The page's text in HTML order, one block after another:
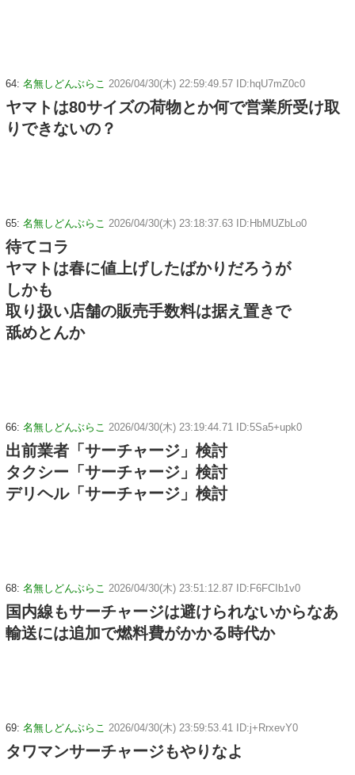
64: 名無しどんぶらこ 2026/04/30(木) 22:59:49.57 ID:hqU7mZ0c0
ヤマトは80サイズの荷物とか何で営業所受け取
りできないの？
65: 名無しどんぶらこ 2026/04/30(木) 23:18:37.63 ID:HbMUZbLo0
待てコラ
ヤマトは春に値上げしたばかりだろうが
しかも
取り扱い店舗の販売手数料は据え置きで
舐めとんか
66: 名無しどんぶらこ 2026/04/30(木) 23:19:44.71 ID:5Sa5+upk0
出前業者「サーチャージ」検討
タクシー「サーチャージ」検討
デリヘル「サーチャージ」検討
68: 名無しどんぶらこ 2026/04/30(木) 23:51:12.87 ID:F6FCIb1v0
国内線もサーチャージは避けられないからなあ
輸送には追加で燃料費がかかる時代か
69: 名無しどんぶらこ 2026/04/30(木) 23:59:53.41 ID:j+RrxevY0
タワマンサーチャージもやりなよ